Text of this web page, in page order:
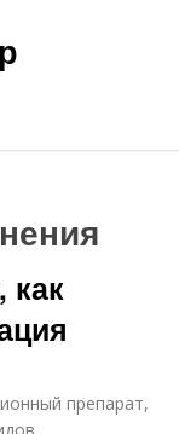
как
препарат,